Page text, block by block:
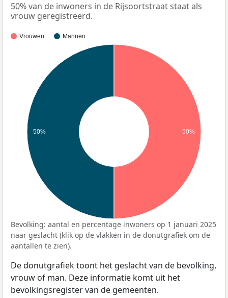
50% van de inwoners in de Rijsoortstraat staat als
vrouw geregistreerd.
Vrouwen Mannen
50% 50%
Bevolking: aantal en percentage inwoners op 1 januari 2025
naar geslacht (klik op de vlakken in de donutgrafiek om de
aantallen te zien).
De donutgrafiek toont het geslacht van de bevolking,
vrouw of man. Deze informatie komt uit het
bevolkingsregister van de gemeenten.